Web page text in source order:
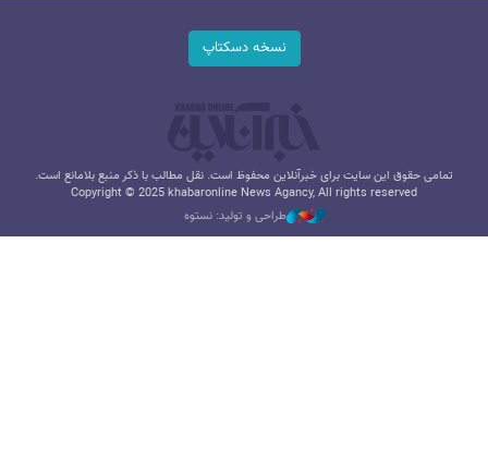
نسخه دسکتاپ
تمامی حقوق این سایت برای خبرآنلاین محفوظ است. نقل مطالب با ذکر منبع بلامانع است.
Copyright © 2025 khabaronline News Agancy, All rights reserved
طراحی و تولید: نستوه